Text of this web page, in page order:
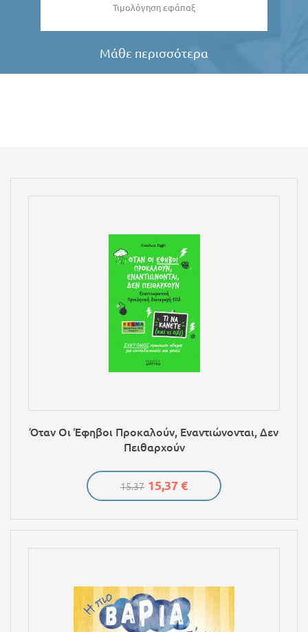
Τιμολόγηση εφάπαξ
Μάθε περισσότερα
Όταν Οι Έφηβοι Προκαλούν, Εναντιώνονται, Δεν
Πειθαρχούν
15.37 15,37 €